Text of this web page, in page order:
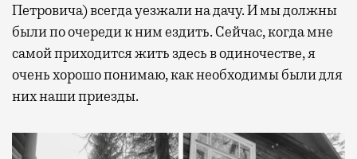
Петровича) всегда уезжали на дачу. И мы должны
были по очереди к ним ездить. Сейчас, когда мне
самой приходится жить здесь в одиночестве, я
очень хорошо понимаю, как необходимы были для
них наши приезды.